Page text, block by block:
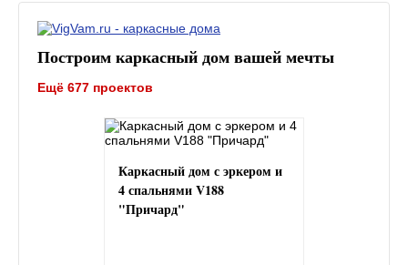
Построим каркасный дом вашей мечты
Ещё 677 проектов
Каркасный дом с эркером и
4 спальнями V188
"Причард"